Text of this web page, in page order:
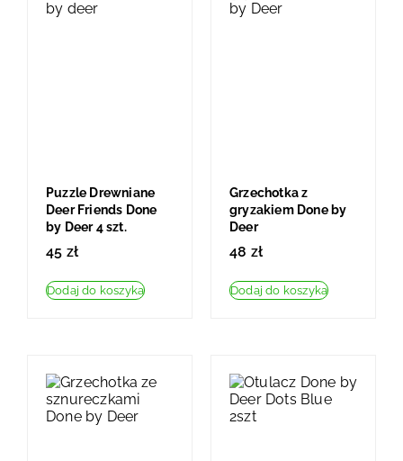
Puzzle Drewniane
Deer Friends Done
by Deer 4 szt.
45 zł
Dodaj do koszyka
Grzechotka z
gryzakiem Done by
Deer
48 zł
Dodaj do koszyka